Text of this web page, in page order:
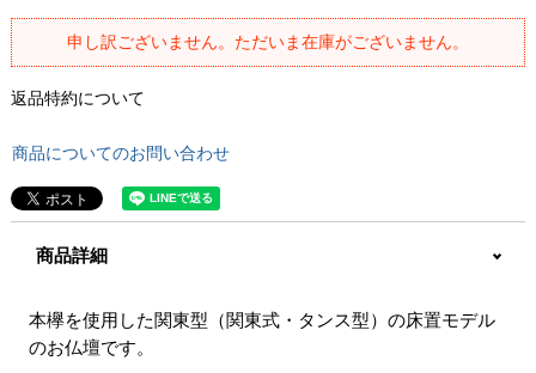
申し訳ございません。ただいま在庫がございません。
返品特約について
商品についてのお問い合わせ
商品詳細
本欅を使用した関東型（関東式・タンス型）の床置モデル
のお仏壇です。